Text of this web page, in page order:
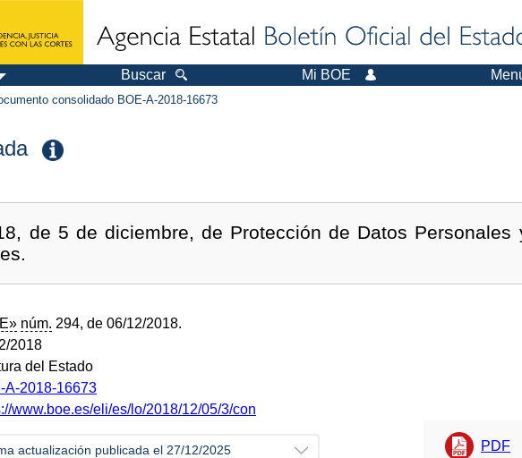
Buscar Mi BOE
consolidado BOE-A-2018-16673
de 5 de diciembre, de Protección de Datos Personales
núm. 294, de 06/12/2018.
2018
del Estado
A-2018-16673
www.boe.es/eli/es/lo/2018/12/05/3/con
actualización publicada el 27/12/2025 PDF